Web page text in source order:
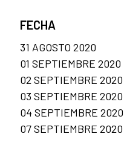
FECHA
31 AGOSTO 2020
01 SEPTIEMBRE 2020
02 SEPTIEMBRE 2020
03 SEPTIEMBRE 2020
04 SEPTIEMBRE 2020
07 SEPTIEMBRE 2020